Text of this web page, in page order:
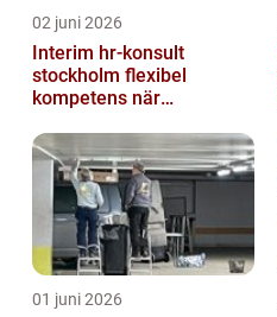
02 juni 2026
Interim hr-konsult
stockholm flexibel
kompetens när
01 juni 2026